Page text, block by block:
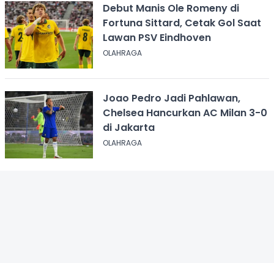
Debut Manis Ole Romeny di
Fortuna Sittard, Cetak Gol Saat
Lawan PSV Eindhoven
OLAHRAGA
Joao Pedro Jadi Pahlawan,
Chelsea Hancurkan AC Milan 3-0
di Jakarta
OLAHRAGA